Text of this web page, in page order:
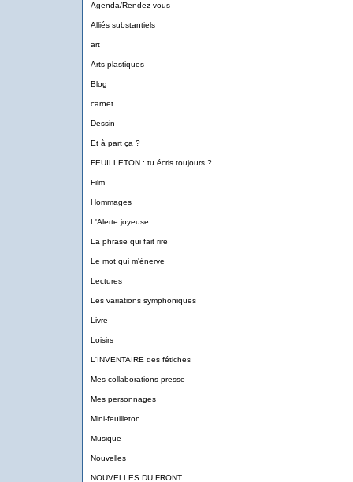
Agenda/Rendez-vous
Alliés substantiels
art
Arts plastiques
Blog
carnet
Dessin
Et à part ça ?
FEUILLETON : tu écris toujours ?
Film
Hommages
L'Alerte joyeuse
La phrase qui fait rire
Le mot qui m'énerve
Lectures
Les variations symphoniques
Livre
Loisirs
L'INVENTAIRE des fétiches
Mes collaborations presse
Mes personnages
Mini-feuilleton
Musique
Nouvelles
NOUVELLES DU FRONT